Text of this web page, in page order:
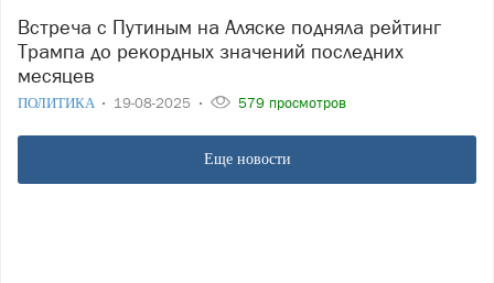
Встреча с Путиным на Аляске подняла рейтинг
Трампа до рекордных значений последних
месяцев
ПОЛИТИКА 19-08-2025 579 просмотров
Еще новости